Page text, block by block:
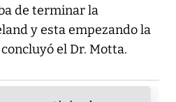
de terminar la
y esta empezando la
el Dr. Motta.